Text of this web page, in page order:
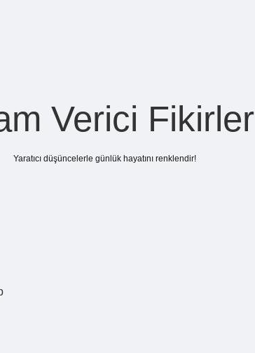
Verici Fikirler
Yaratıcı düşüncelerle günlük hayatını renklendir!